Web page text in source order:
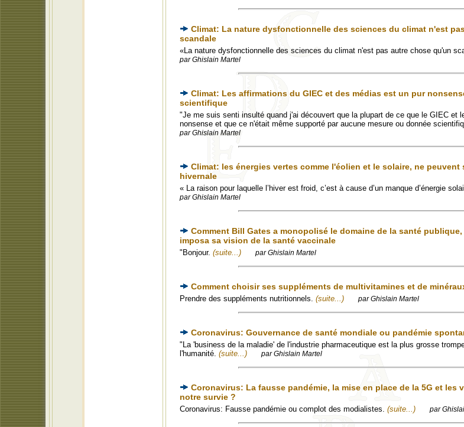
Climat: La nature dysfonctionnelle des sciences du climat n'est
scandale
«La nature dysfonctionnelle des sciences du climat n'est pas autre chose qu'un
par Ghislain Martel
Climat: Les affirmations du GIEC et des médias est un pur
scientifique
"Je me suis senti insulté quand j'ai découvert que la plupart de ce que le GIEC et
nonsense et que ce n'était même supporté par aucune mesure ou donnée
par Ghislain Martel
Climat: les énergies vertes comme l'éolien et le solaire, ne peuvent
hivernale
« La raison pour laquelle l’hiver est froid, c’est à cause d’un manque d’énergie
par Ghislain Martel
Comment Bill Gates a monopolisé le domaine de la santé
imposa sa vision de la santé vaccinale
"Bonjour. (suite...) par Ghislain Martel
Comment choisir ses suppléments de multivitamines et de
Prendre des suppléments nutritionnels. (suite...) par Ghislain Martel
Coronavirus: Gouvernance de santé mondiale ou pandémie
"La 'business de la maladie' de l'industrie pharmaceutique est la plus grosse
l'humanité. (suite...) par Ghislain Martel
Coronavirus: La fausse pandémie, la mise en place de la 5G et les
notre survie ?
Coronavirus: Fausse pandémie ou complot des modialistes. (suite...) par